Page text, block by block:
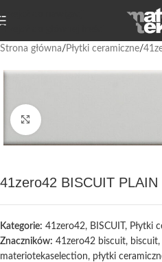
Przejdź do nawigacji
Strona główna/ Płytki ceramiczne/
Kliknij, aby powiększyć
41zero42 BISCUIT
Kategorie: 41zero42, BISCUIT , Płytki
Znaczników: 41zero42 biscuit, biscuit,
materiotekaselection, płytki